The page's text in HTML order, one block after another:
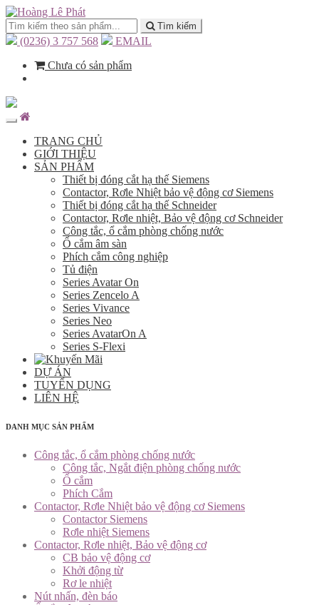
Tìm kiếm
(0236) 3 757 568
EMAIL
Chưa có sản phẩm
TRANG CHỦ
GIỚI THIỆU
SẢN PHẨM
Thiết bị đóng cắt hạ thế Siemens
Contactor, Rơle Nhiệt bảo vệ động cơ Siemens
Thiết bị đóng cắt hạ thế Schneider
Contactor, Rơle nhiệt, Bảo vệ động cơ Schneider
Công tắc, ổ cắm phòng chống nước
Ổ cắm âm sàn
Phích cắm công nghiệp
Tủ điện
Series Avatar On
Series Zencelo A
Series Vivance
Series Neo
Series AvatarOn A
Series S-Flexi
DỰ ÁN
TUYỂN DỤNG
LIÊN HỆ
DANH MỤC SẢN PHẨM
Công tắc, ổ cắm phòng chống nước
Công tắc, Ngắt điện phòng chống nước
Ổ cắm
Phích Cắm
Contactor, Rơle Nhiệt bảo vệ động cơ Siemens
Contactor Siemens
Rơle nhiệt Siemens
Contactor, Rơle nhiệt, Bảo vệ động cơ
CB bảo vệ động cơ
Khởi động từ
Rơ le nhiệt
Nút nhấn, đèn báo